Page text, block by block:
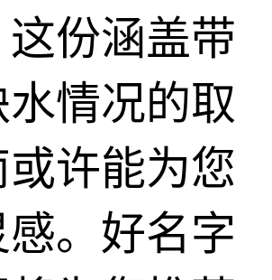
份涵盖带
情况的取
许能为您
。好名字